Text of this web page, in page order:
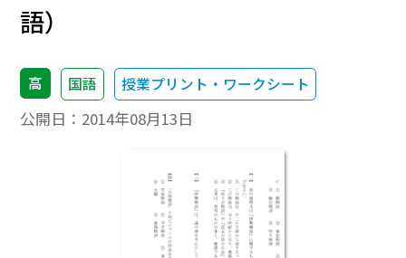
語）
高 国語 授業プリント・ワークシート
公開日： 2014年08月13日